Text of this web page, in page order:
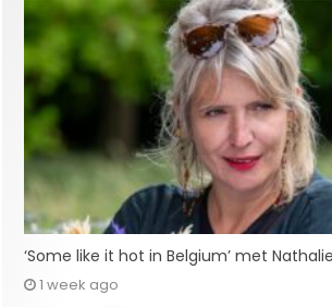
‘Some like it hot in Belgium’ met
1 week ago